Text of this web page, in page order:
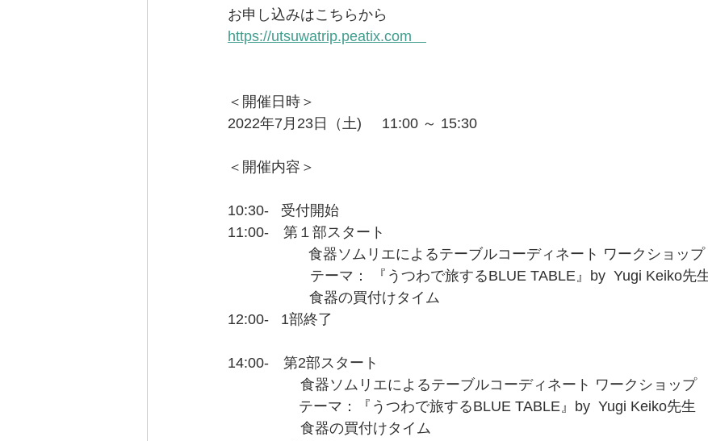
お申し込みはこちらから
https://utsuwatrip.peatix.com
＜開催日時＞
2022年7月23日（土)     11:00 ～ 15:30
＜開催内容＞
10:30-   受付開始
11:00-　第１部スタート
食器ソムリエによるテーブルコーディネート ワークショップ
テーマ： 『うつわで旅するBLUE TABLE』by  Yugi Keiko先
           　　  食器の買付けタイム
12:00-   1部終了
14:00-　第2部スタート
食器ソムリエによるテーブルコーディネート ワークショップ
              　テーマ：『うつわで旅するBLUE TABLE』by  Yugi Keiko先生
食器の買付けタイム